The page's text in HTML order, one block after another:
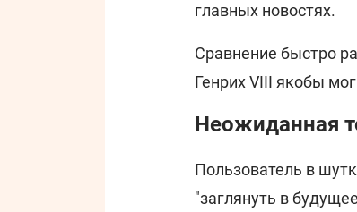
главных новостях.
Сравнение быстро
Генрих VIII якобы
Неожиданная
Пользователь в
"заглянуть в